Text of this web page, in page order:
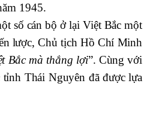
1945.
số cán bộ ở lại Việt Bắc một
lược, Chủ tịch Hồ Chí Minh
Bắc mà thắng lợi”. Cùng với
Thái Nguyên đã được lựa